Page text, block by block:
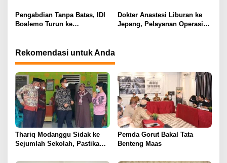
Katung Tanpa Atensi
pada HBDI ke-118
Pengabdian Tanpa Batas, IDI
Boalemo Turun ke
Dokter Anastesi Liburan ke
Jepang, Pelayanan Operasi
Rekomendasi untuk Anda
Thariq Modanggu Sidak ke
Sejumlah Sekolah, Pastikan
Pemda Gorut Bakal Tata
Benteng Maas